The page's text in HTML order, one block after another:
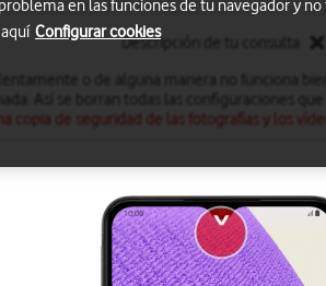
Descripción de tu consulta
Así se borran todas las configuraciones
copia de seguridad de las fotografías y los
en las funciones de tu navegador y
Configurar cookies